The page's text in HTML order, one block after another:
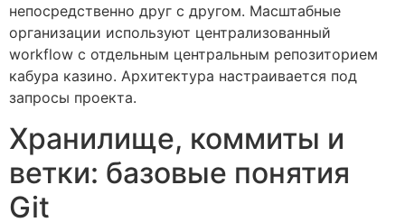
непосредственно друг с другом. Масштабные
организации используют централизованный
workflow с отдельным центральным репозиторием
кабура казино. Архитектура настраивается под
запросы проекта.
Хранилище, коммиты и
ветки: базовые понятия
Git